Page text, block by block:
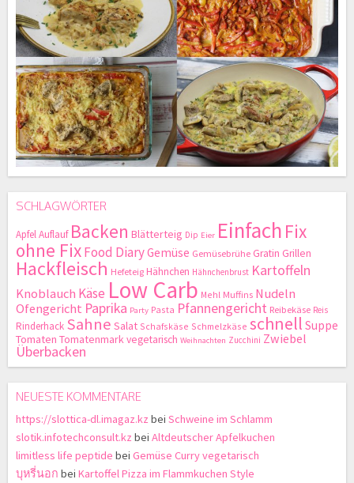
SCHLAGWÖRTER
ApfelAuflauf Backen Blätterteig Dip Eier Einfach Fix
ohne FixFood DiaryGemüse Gemüsebrühe Gratin Grillen
Hackfleisch Hefeteig Hähnchen Hähnchenbrust Kartoffeln
Knoblauch Käse Low Carb Mehl Muffins Nudeln
Ofengericht Paprika Party Pasta Pfannengericht Reibekäse Reis
Rinderhack Sahne Salat Schafskäse Schmelzkäse schnell Suppe
Tomaten Tomatenmarkvegetarisch Weihnachten Zucchini Zwiebel
Überbacken
NEUESTE KOMMENTARE
https://slottica-dl.imagaz.kz bei Schweine im Schlamm
slotik.infotechconsult.kz bei Altdeutscher Apfelkuchen
limitless life peptide bei Gemüse Curry vegetarisch
บุหรี่นอก bei Kartoffel Pizza im Flammkuchen Style